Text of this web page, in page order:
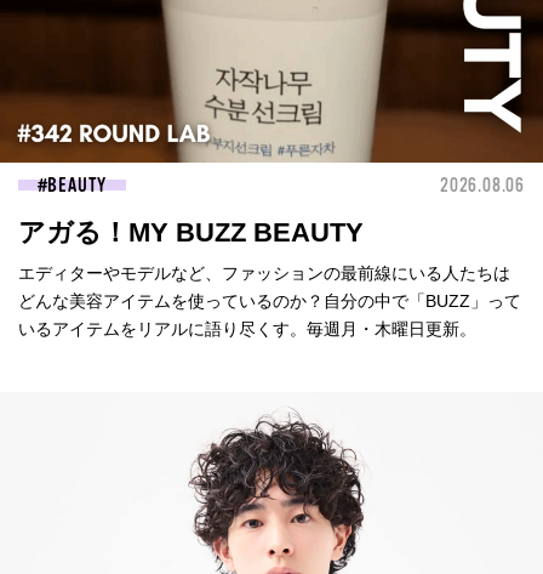
BEAUTY 2026.08.06
アガる！MY BUZZ BEAUTY
エディターやモデルなど、ファッションの最前線にいる人たちは
どんな美容アイテムを使っているのか？自分の中で「BUZZ」って
いるアイテムをリアルに語り尽くす。毎週月・木曜日更新。